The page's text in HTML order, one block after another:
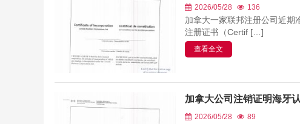
2026/05/28 136
加拿大一家联邦注册公司近期
注册证书（Certif […]
查看全文
加拿大公司注销证明海牙
2026/05/28 89